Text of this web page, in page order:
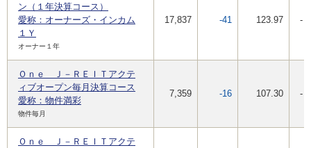
ン（１年決算コース）
愛称：オーナーズ・インカム
１Ｙ
オーナー１年
17,837 -41 123.97 -
Ｏｎｅ Ｊ－ＲＥＩＴアクテ
ィブオープン毎月決算コース
愛称：物件満彩
物件毎月
7,359 -16 107.30 -
Ｏｎｅ Ｊ－ＲＥＩＴアクテ